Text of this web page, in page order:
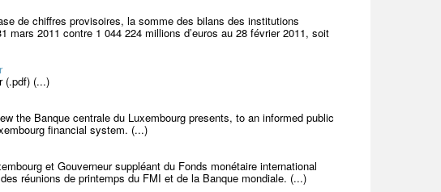
de chiffres provisoires, la somme des bilans des institutions
mars 2011 contre 1 044 224 millions d’euros au 28 février 2011, soit
(.pdf) (...)
the Banque centrale du Luxembourg presents, to an informed public
financial system. (...)
et Gouverneur suppléant du Fonds monétaire international
réunions de printemps du FMI et de la Banque mondiale. (...)